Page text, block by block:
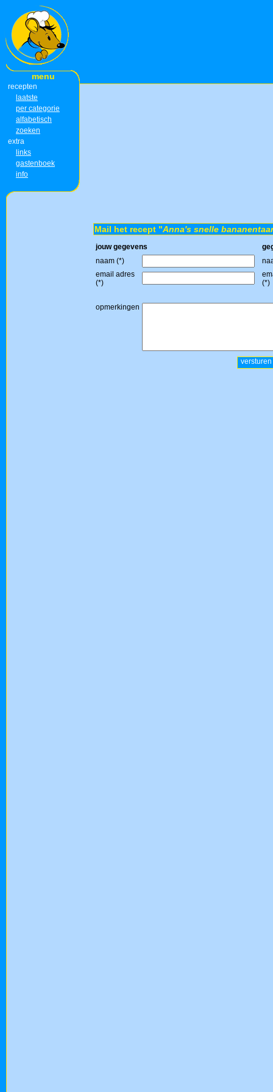
menu
recepten
laatste
per categorie
alfabetisch
zoeken
extra
links
gastenboek
info
Mail het recept "Anna's snelle
jouw gegevens
naam (*)
email adres
(*)
(*)
opmerkingen